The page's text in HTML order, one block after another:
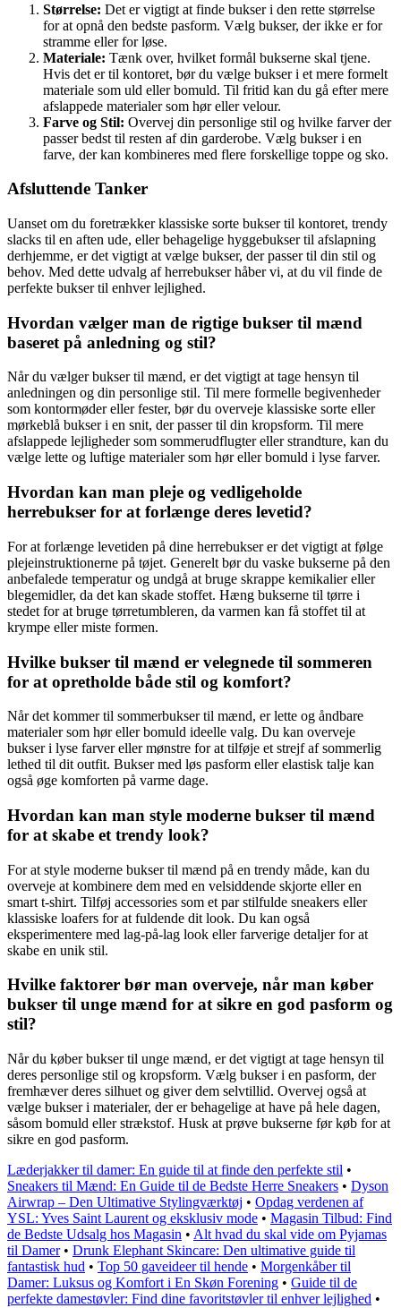
Størrelse: Det er vigtigt at finde bukser i den rette størrelse
for at opnå den bedste pasform. Vælg bukser, der ikke er for
stramme eller for løse.
Materiale: Tænk over, hvilket formål bukserne skal tjene.
Hvis det er til kontoret, bør du vælge bukser i et mere formelt
materiale som uld eller bomuld. Til fritid kan du gå efter mere
afslappede materialer som hør eller velour.
Farve og Stil: Overvej din personlige stil og hvilke farver der
passer bedst til resten af din garderobe. Vælg bukser i en
farve, der kan kombineres med flere forskellige toppe og sko.
Afsluttende Tanker
Uanset om du foretrækker klassiske sorte bukser til kontoret, trendy
slacks til en aften ude, eller behagelige hyggebukser til afslapning
derhjemme, er det vigtigt at vælge bukser, der passer til din stil og
behov. Med dette udvalg af herrebukser håber vi, at du vil finde de
perfekte bukser til enhver lejlighed.
Hvordan vælger man de rigtige bukser til mænd
baseret på anledning og stil?
Når du vælger bukser til mænd, er det vigtigt at tage hensyn til
anledningen og din personlige stil. Til mere formelle begivenheder
som kontormøder eller fester, bør du overveje klassiske sorte eller
mørkeblå bukser i en snit, der passer til din kropsform. Til mere
afslappede lejligheder som sommerudflugter eller strandture, kan du
vælge lette og luftige materialer som hør eller bomuld i lyse farver.
Hvordan kan man pleje og vedligeholde
herrebukser for at forlænge deres levetid?
For at forlænge levetiden på dine herrebukser er det vigtigt at følge
plejeinstruktionerne på tøjet. Generelt bør du vaske bukserne på den
anbefalede temperatur og undgå at bruge skrappe kemikalier eller
blegemidler, da det kan skade stoffet. Hæng bukserne til tørre i
stedet for at bruge tørretumbleren, da varmen kan få stoffet til at
krympe eller miste formen.
Hvilke bukser til mænd er velegnede til sommeren
for at opretholde både stil og komfort?
Når det kommer til sommerbukser til mænd, er lette og åndbare
materialer som hør eller bomuld ideelle valg. Du kan overveje
bukser i lyse farver eller mønstre for at tilføje et strejf af sommerlig
lethed til dit outfit. Bukser med løs pasform eller elastisk talje kan
også øge komforten på varme dage.
Hvordan kan man style moderne bukser til mænd
for at skabe et trendy look?
For at style moderne bukser til mænd på en trendy måde, kan du
overveje at kombinere dem med en velsiddende skjorte eller en
smart t-shirt. Tilføj accessories som et par stilfulde sneakers eller
klassiske loafers for at fuldende dit look. Du kan også
eksperimentere med lag-på-lag look eller farverige detaljer for at
skabe en unik stil.
Hvilke faktorer bør man overveje, når man køber
bukser til unge mænd for at sikre en god pasform og
stil?
Når du køber bukser til unge mænd, er det vigtigt at tage hensyn til
deres personlige stil og kropsform. Vælg bukser i en pasform, der
fremhæver deres silhuet og giver dem selvtillid. Overvej også at
vælge bukser i materialer, der er behagelige at have på hele dagen,
såsom bomuld eller strækstof. Husk at prøve bukserne før køb for at
sikre en god pasform.
Læderjakker til damer: En guide til at finde den perfekte stil •
Sneakers til Mænd: En Guide til de Bedste Herre Sneakers • Dyson
Airwrap – Den Ultimative Stylingværktøj • Opdag verdenen af
YSL: Yves Saint Laurent og eksklusiv mode • Magasin Tilbud: Find
de Bedste Udsalg hos Magasin • Alt hvad du skal vide om Pyjamas
til Damer• Drunk Elephant Skincare: Den ultimative guide til
fantastisk hud • Top 50 gaveideer til hende • Morgenkåber til
Damer: Luksus og Komfort i En Skøn Forening • Guide til de
perfekte damestøvler: Find dine favoritstøvler til enhver lejlighed •